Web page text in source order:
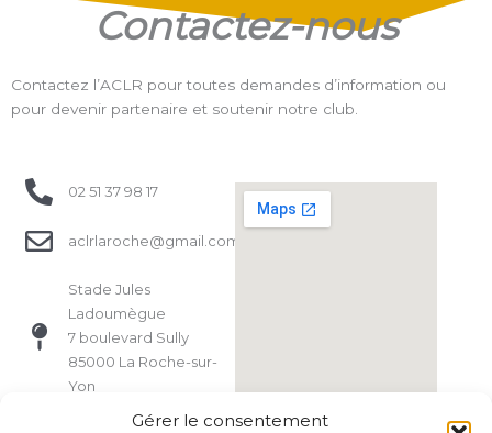
Gérer le consentement
Contactez-nous
Contactez l’ACLR pour toutes demandes d’information ou
pour devenir partenaire et soutenir notre club.
02 51 37 98 17
aclrlaroche@gmail.com
Stade Jules
Ladoumègue
7 boulevard Sully
85000 La Roche-sur-
Yon